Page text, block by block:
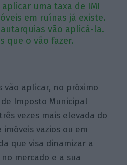
uma taxa de IMI
em ruínas já existe.
autarquias vão aplicá-la.
que o vão fazer.
vão aplicar, no próximo
Imposto Municipal
vezes mais elevada do
vazios ou em
que visa dinamizar a
mercado e a sua